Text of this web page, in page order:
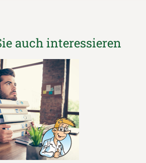
auch interessieren